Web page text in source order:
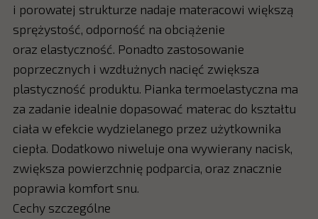
i porowatej strukturze nadaje materacowi większą
sprężystość, odporność na obciążenie
oraz elastyczność. Ponadto zastosowanie
poprzecznych i wzdłużnych nacięć zwiększa
plastyczność produktu. Pianka termoelastyczna ma
za zadanie idealnie dopasować materac do kształtu
ciała w efekcie wydzielanego przez użytkownika
ciepła. Dodatkowo niweluje ona wywierany nacisk,
zwiększa powierzchnię podparcia, oraz znacznie
poprawia komfort snu.
Cechy szczególne